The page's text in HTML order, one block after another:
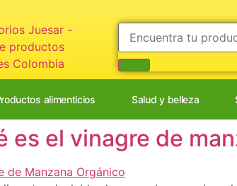
alimenticios Salud y belleza
es el vinagre de